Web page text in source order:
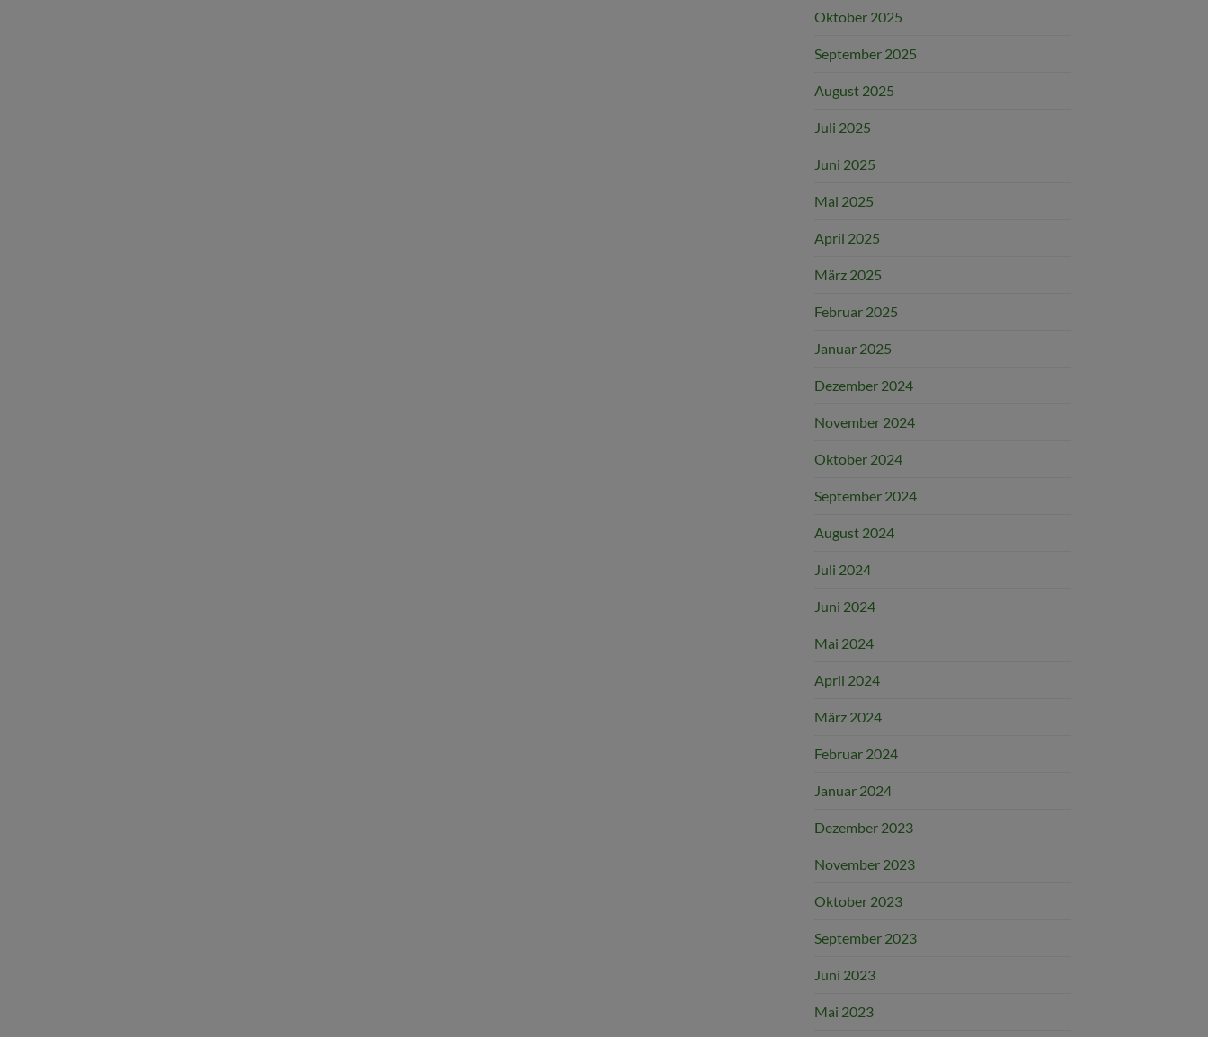
Oktober 2025
September 2025
August 2025
Juli 2025
Juni 2025
Mai 2025
April 2025
März 2025
Februar 2025
Januar 2025
Dezember 2024
November 2024
Oktober 2024
September 2024
August 2024
Juli 2024
Juni 2024
Mai 2024
April 2024
März 2024
Februar 2024
Januar 2024
Dezember 2023
November 2023
Oktober 2023
September 2023
Juni 2023
Mai 2023